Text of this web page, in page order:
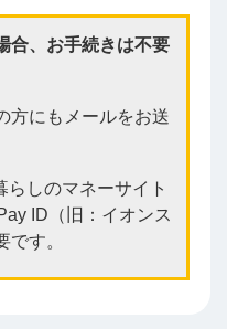
合、お手続きは不要
方にもメールをお送
しのマネーサイト
ID（旧：イオンス
す。